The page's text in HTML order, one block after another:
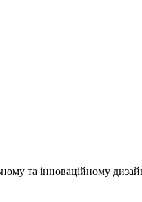
та інноваційному